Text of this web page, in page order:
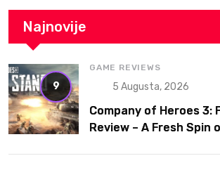
Najnovije
9
GAME REVIEWS
5 Augusta, 2026
Company of Heroes 3:
Review – A Fresh Spin